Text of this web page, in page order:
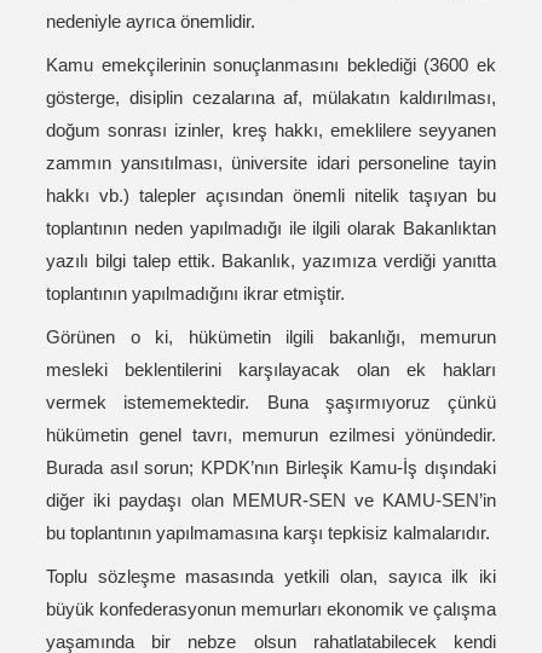
nedeniyle ayrıca önemlidir.
Kamu emekçilerinin sonuçlanmasını beklediği (3600 ek
gösterge, disiplin cezalarına af, mülakatın kaldırılması,
doğum sonrası izinler, kreş hakkı, emeklilere seyyanen
zammın yansıtılması, üniversite idari personeline tayin
hakkı vb.) talepler açısından önemli nitelik taşıyan bu
toplantının neden yapılmadığı ile ilgili olarak Bakanlıktan
yazılı bilgi talep ettik. Bakanlık, yazımıza verdiği yanıtta
toplantının yapılmadığını ikrar etmiştir.
Görünen o ki, hükümetin ilgili bakanlığı, memurun
mesleki beklentilerini karşılayacak olan ek hakları
vermek istememektedir. Buna şaşırmıyoruz çünkü
hükümetin genel tavrı, memurun ezilmesi yönündedir.
Burada asıl sorun; KPDK’nın Birleşik Kamu-İş dışındaki
diğer iki paydaşı olan MEMUR-SEN ve KAMU-SEN’in
bu toplantının yapılmamasına karşı tepkisiz kalmalarıdır.
Toplu sözleşme masasında yetkili olan, sayıca ilk iki
büyük konfederasyonun memurları ekonomik ve çalışma
yaşamında bir nebze olsun rahatlatabilecek kendi